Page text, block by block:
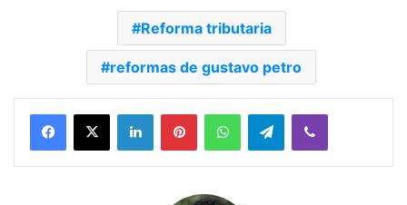
Reforma tributaria
reformas de gustavo petro
Facebook
X LinkedInPinterestWhatsAppTelegramViber